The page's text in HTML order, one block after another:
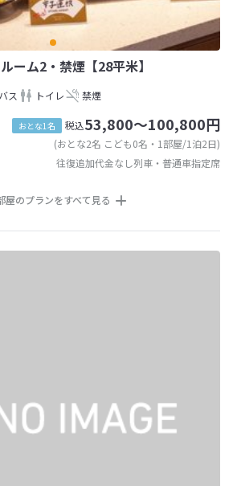
ーム2・禁煙【28平米】
バス トイレ 禁煙
おとな1名 税込53,800～100,800円
(おとな2名 こども0名・1部屋/1泊2日)
往復追加代金なし列車・普通車指定席
屋のプランをすべて見る